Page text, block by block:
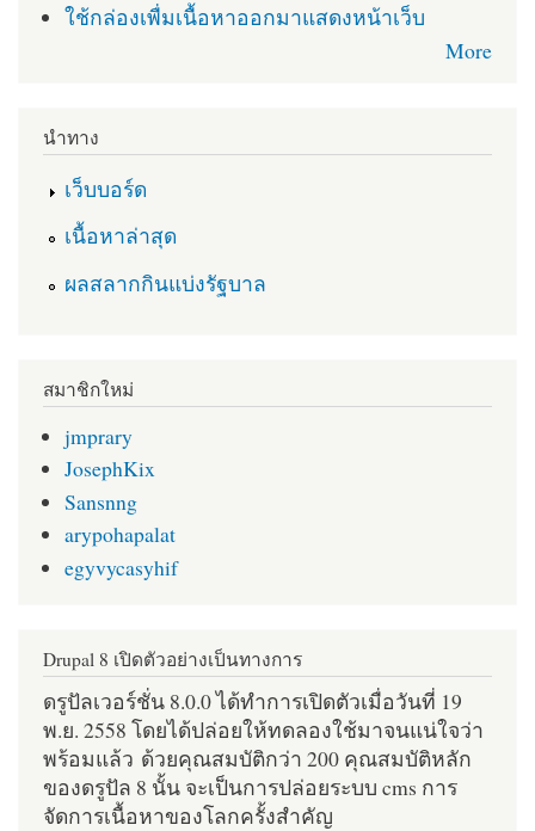
ใช้กล่องเพื่มเนื้อหาออกมาแสดงหน้าเว็บ
More
นำทาง
เว็บบอร์ด
เนื้อหาล่าสุด
ผลสลากกินแบ่งรัฐบาล
สมาชิกใหม่
jmprary
JosephKix
Sansnng
arypohapalat
egyvycasyhif
Drupal 8 เปิดตัวอย่างเป็นทางการ
ดรูปัลเวอร์ชั่น 8.0.0 ได้ทำการเปิดตัวเมื่อวันที่ 19
พ.ย. 2558 โดยได้ปล่อยให้ทดลองใช้มาจนแน่ใจว่า
พร้อมแล้ว ด้วยคุณสมบัติกว่า 200 คุณสมบัติหลัก
ของดรูปัล 8 นั้น จะเป็นการปล่อยระบบ cms การ
จัดการเนื้อหาของโลกครั้งสำคัญ